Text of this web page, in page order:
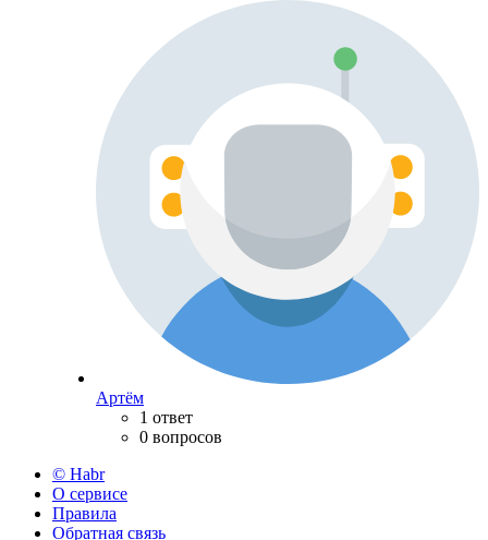
Артём
1 ответ
0 вопросов
© Habr
О сервисе
Правила
Обратная связь